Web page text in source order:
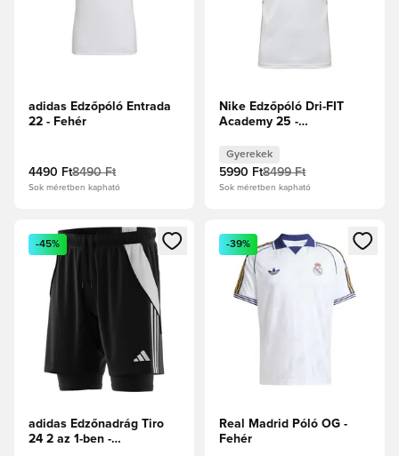
adidas Edzőpóló Entrada
22 - Fehér
4490 Ft8490 Ft
Sok méretben kapható
Nike Edzőpóló Dri-FIT
Academy 25 -
Gyerek
Gyerekek
5990 Ft8499 Ft
Sok méretben kapható
Megnyit egy modált a bejelentkezéshez vagy a tagként
-45%
adidas Edzőnadrág Tiro
24 2 az 1-ben -
Megnyit egy modált a
-39%
Real Madrid Póló OG -
Fehér